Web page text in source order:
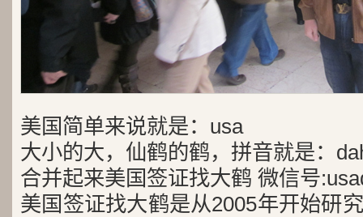
美国简单来说就是：usa
大小的大，仙鹤的鹤，拼音就是：
合并起来美国签证找大鹤 微信号
美国签证找大鹤是从2005年开始研